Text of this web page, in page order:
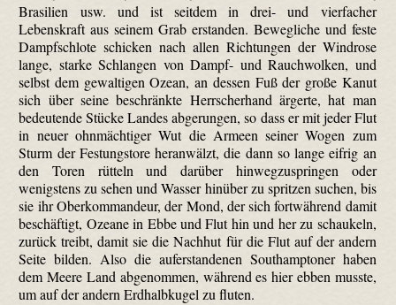
Brasilien usw. und ist seitdem in drei- und vierfacher
Lebenskraft aus seinem Grab erstanden. Bewegliche und feste
Dampfschlote schicken nach allen Richtungen der Windrose
lange, starke Schlangen von Dampf- und Rauchwolken, und
selbst dem gewaltigen Ozean, an dessen Fuß der große Kanut
sich über seine beschränkte Herrscherhand ärgerte, hat man
bedeutende Stücke Landes abgerungen, so dass er mit jeder Flut
in neuer ohnmächtiger Wut die Armeen seiner Wogen zum
Sturm der Festungstore heranwälzt, die dann so lange eifrig an
den Toren rütteln und darüber hinwegzu­springen oder
wenigstens zu sehen und Wasser hinüber zu spritzen suchen, bis
sie ihr Oberkommandeur, der Mond, der sich fortwährend damit
beschäftigt, Ozeane in Ebbe und Flut hin und her zu schaukeln,
zurück treibt, damit sie die Nachhut für die Flut auf der andern
Seite bilden. Also die auferstandenen Southamptoner haben
dem Meere Land abgenommen, während es hier ebben musste,
um auf der andern Erdhalbkugel zu fluten.